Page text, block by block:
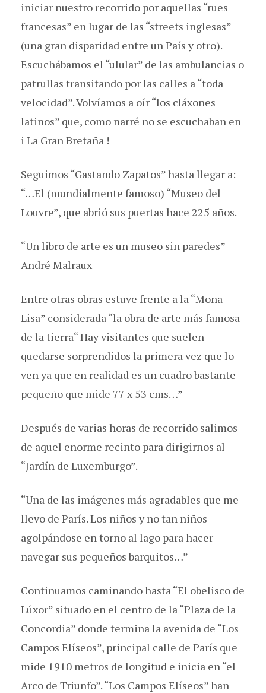
iniciar nuestro recorrido por aquellas “rues
francesas” en lugar de las “streets inglesas”
(una gran disparidad entre un País y otro).
Escuchábamos el “ulular” de las ambulancias o
patrullas transitando por las calles a “toda
velocidad”. Volvíamos a oír “los cláxones
latinos” que, como narré no se escuchaban en
i La Gran Bretaña !
Seguimos “Gastando Zapatos” hasta llegar a:
“…El (mundialmente famoso) “Museo del
Louvre”, que abrió sus puertas hace 225 años.
“Un libro de arte es un museo sin paredes”
André Malraux
Entre otras obras estuve frente a la “Mona
Lisa” considerada “la obra de arte más famosa
de la tierra“ Hay visitantes que suelen
quedarse sorprendidos la primera vez que lo
ven ya que en realidad es un cuadro bastante
pequeño que mide 77 x 53 cms…”
Después de varias horas de recorrido salimos
de aquel enorme recinto para dirigirnos al
“Jardín de Luxemburgo”.
“Una de las imágenes más agradables que me
llevo de París. Los niños y no tan niños
agolpándose en torno al lago para hacer
navegar sus pequeños barquitos…”
Continuamos caminando hasta “El obelisco de
Lúxor” situado en el centro de la “Plaza de la
Concordia” donde termina la avenida de “Los
Campos Elíseos”, principal calle de París que
mide 1910 metros de longitud e inicia en “el
Arco de Triunfo”. “Los Campos Elíseos” han